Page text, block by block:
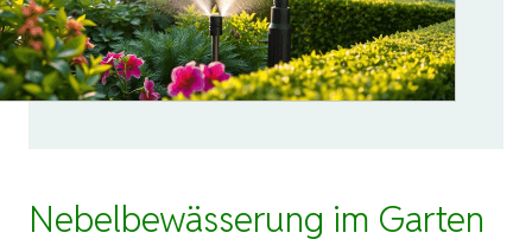
Nebelbewässerung im Garten